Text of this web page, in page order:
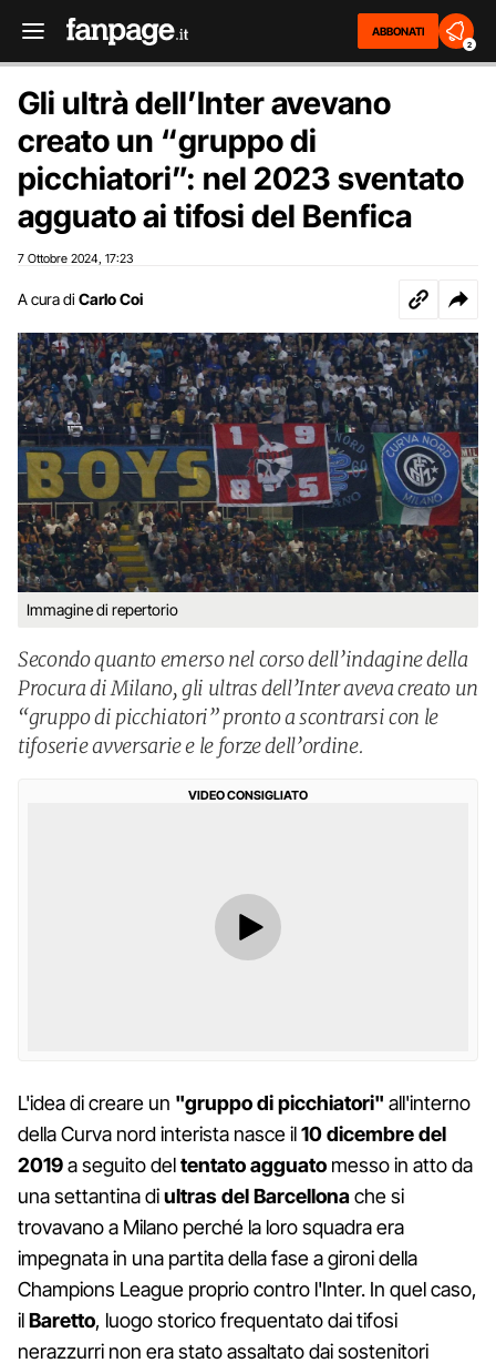
ABBONATI
2
Gli ultrà dell’Inter avevano
creato un “gruppo di
picchiatori”: nel 2023 sventato
agguato ai tifosi del Benfica
7 Ottobre 2024 17:23
A cura di Carlo Coi
Immagine di repertorio
Secondo quanto emerso nel corso dell’indagine della
Procura di Milano, gli ultras dell’Inter aveva creato un
“gruppo di picchiatori” pronto a scontrarsi con le
tifoserie avversarie e le forze dell’ordine.
VIDEO CONSIGLIATO
L'idea di creare un "gruppo di picchiatori" all'interno
della Curva nord interista nasce il10 dicembre del
2019a seguito deltentato agguato messo in atto da
una settantina diultras del Barcellonache si
trovavano a Milano perché la loro squadra era
impegnata in una partita della fase a gironi della
Champions League proprio contro l'Inter. In quel caso,
ilBaretto, luogo storico frequentato dai tifosi
nerazzurri non era stato assaltato dai sostenitori